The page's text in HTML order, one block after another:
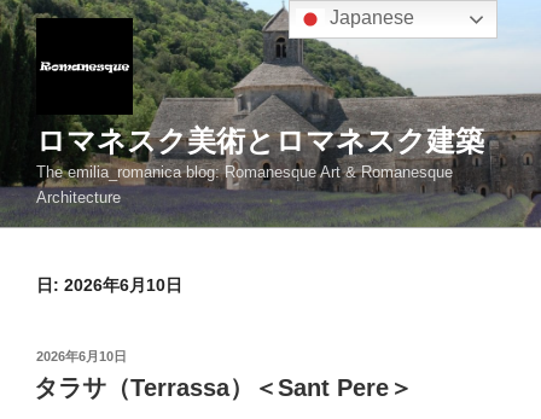
コ
ン
ス
キ
ロマネスク美術とロマネスク建築
The emilia_romanica blog: Romanesque Art & Romanesque
Architecture
日: 2026年6月10日
投
稿
日:
2026年6月10日
タラサ（Terrassa）＜Sant Pere＞
Japanese